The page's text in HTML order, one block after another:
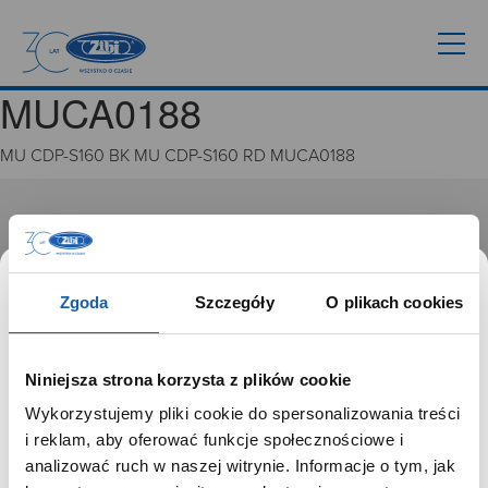
Zgoda Szczegóły O plikach cookies
Niniejsza strona korzysta z plików cookie
Wykorzystujemy pliki cookie do spersonalizowania treści
i reklam, aby oferować funkcje społecznościowe i
analizować ruch w naszej witrynie. Informacje o tym, jak
MUCA0188
MU CDP-S160 BK MU CDP-S160 RD MUCA0188
GRUPA ZIBI
Historia
Misja, wizja i wartości Grupy Zibi
Ważne daty
Zgoda na ciasteczka
PRODUKTY
Zegarki
SZANOWNY UŻYTKOWNIKU,
SZANOWNA UŻYTKOWNICZKO